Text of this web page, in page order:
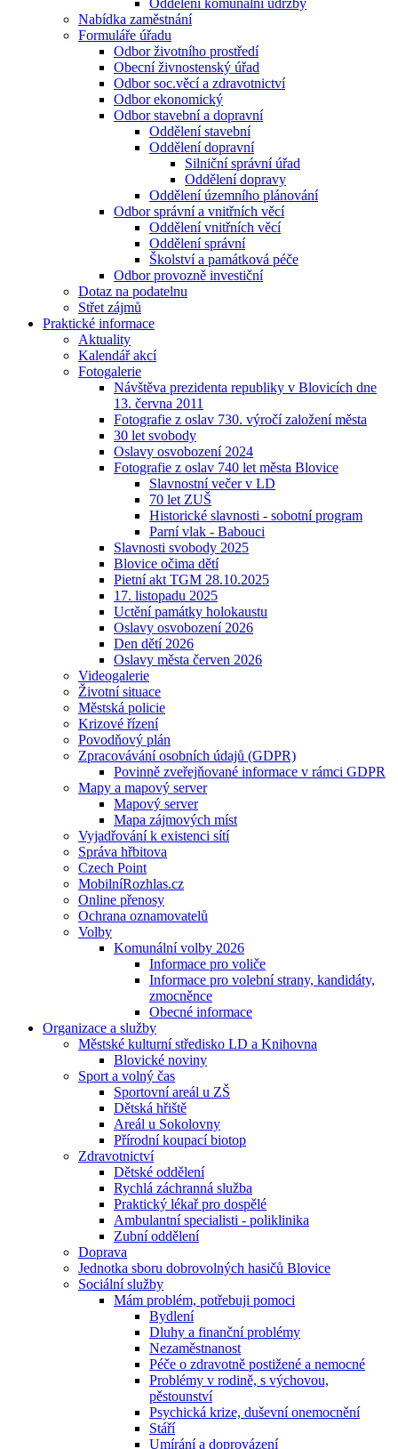
Oddělení komunální údržby
Nabídka zaměstnání
Formuláře úřadu
Odbor životního prostředí
Obecní živnostenský úřad
Odbor soc.věcí a zdravotnictví
Odbor ekonomický
Odbor stavební a dopravní
Oddělení stavební
Oddělení dopravní
Silniční správní úřad
Oddělení dopravy
Oddělení územního plánování
Odbor správní a vnitřních věcí
Oddělení vnitřních věcí
Oddělení správní
Školství a památková péče
Odbor provozně investiční
Dotaz na podatelnu
Střet zájmů
Praktické informace
Aktuality
Kalendář akcí
Fotogalerie
Návštěva prezidenta republiky v Blovicích dne
13. června 2011
Fotografie z oslav 730. výročí založení města
30 let svobody
Oslavy osvobození 2024
Fotografie z oslav 740 let města Blovice
Slavnostní večer v LD
70 let ZUŠ
Historické slavnosti - sobotní program
Parní vlak - Babouci
Slavnosti svobody 2025
Blovice očima dětí
Pietní akt TGM 28.10.2025
17. listopadu 2025
Uctění památky holokaustu
Oslavy osvobození 2026
Den dětí 2026
Oslavy města červen 2026
Videogalerie
Životní situace
Městská policie
Krizové řízení
Povodňový plán
Zpracovávání osobních údajů (GDPR)
Povinně zveřejňované informace v rámci GDPR
Mapy a mapový server
Mapový server
Mapa zájmových míst
Vyjadřování k existenci sítí
Správa hřbitova
Czech Point
MobilníRozhlas.cz
Online přenosy
Ochrana oznamovatelů
Volby
Komunální volby 2026
Informace pro voliče
Informace pro volební strany, kandidáty,
zmocněnce
Obecné informace
Organizace a služby
Městské kulturní středisko LD a Knihovna
Blovické noviny
Sport a volný čas
Sportovní areál u ZŠ
Dětská hřiště
Areál u Sokolovny
Přírodní koupací biotop
Zdravotnictví
Dětské oddělení
Rychlá záchranná služba
Praktický lékař pro dospělé
Ambulantní specialisti - poliklinika
Zubní oddělení
Doprava
Jednotka sboru dobrovolných hasičů Blovice
Sociální služby
Mám problém, potřebuji pomoci
Bydlení
Dluhy a finanční problémy
Nezaměstnanost
Péče o zdravotně postižené a nemocné
Problémy v rodině, s výchovou,
pěstounství
Psychická krize, duševní onemocnění
Stáří
Umírání a doprovázení